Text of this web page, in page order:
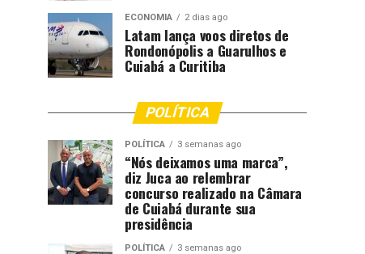
ECONOMIA 2 dias ago
Latam lança voos diretos de
Rondonópolis a Guarulhos e
Cuiabá a Curitiba
POLÍTICA
POLÍTICA 3 semanas ago
“Nós deixamos uma marca”,
diz Juca ao relembrar
concurso realizado na Câmara
de Cuiabá durante sua
presidência
POLÍTICA 3 semanas ago